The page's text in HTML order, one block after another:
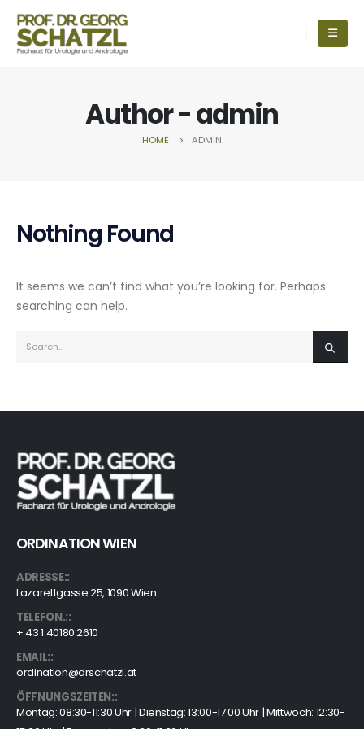
Author - admin
HOME ADMIN
Nothing Found
It seems we can’t find what you’re looking for. Perhaps
searching can help.
ORDINATION WIEN
ADRESSE::
Lazarettgasse 25, 1090 Wien
TELEFON.::
+ 43 1 40180 2610
EMAIL::
ordination@drschatzl.at
ÖFFNUNGSZEITEN::
Montag: 08:30-11:30 Uhr | Dienstag: 13:00-17:00 Uhr | Mittwoch: 12:30-